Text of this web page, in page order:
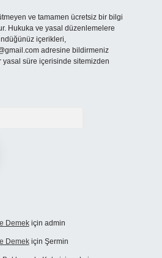
ve tamamen ücretsiz bir bilgi
Hukuka ve yasal düzenlemelere
içerikleri,
adresine bildirmeniz
yasal süre içerisinde sitemizden
Demekiçin admin
Demekiçin Şermin